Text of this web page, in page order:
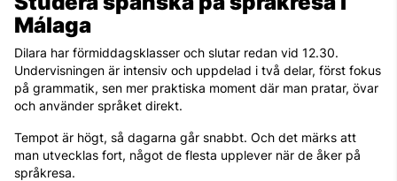
Málaga
Dilara har förmiddagsklasser och slutar redan vid 12.30.
Undervisningen är intensiv och uppdelad i två delar, först fokus
på grammatik, sen mer praktiska moment där man pratar, övar
och använder språket direkt.
Tempot är högt, så dagarna går snabbt. Och det märks att
man utvecklas fort, något de flesta upplever när de åker på
språkresa.